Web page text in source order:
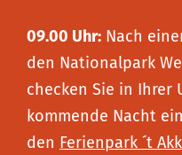
09.00 Uhr: Nach
den Nationalpark
checken Sie in Ihrer
kommende Nacht
den Ferienpark ´t